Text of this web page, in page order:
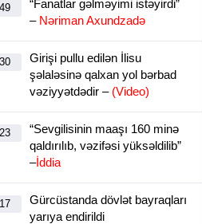
“Fanatlar gəlməyimi istəyirdi”
– Nəriman Axundzadə
Girişi pullu edilən İlisu
şəlaləsinə qalxan yol bərbad
vəziyyətdədir –(Video)
“Sevgilisinin maaşı 160 minə
qaldırılıb, vəzifəsi yüksəldilib”
–İddia
Gürcüstanda dövlət bayraqları
yarıya endirildi